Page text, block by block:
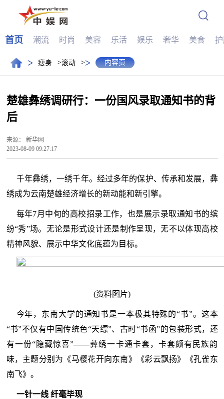
首页 潮流 时尚 美容 乐活 娱乐 奢华 美食
> 瘦身 >滚动 >> 内容页
楚雄彝绣调研行：一份国风录取通知书的背
后
来源： 新华网
2023-08-09 09:27:17
千年彝绣，一绣千年。经过多年的保护、传承和发展，彝
绣成为云南楚雄经济增长的新动能和新引擎。
每年7月中旬的高校招录工作，也是展示录取通知书的缤
纷“秀”场。无论是形式设计还是制作呈现，无不以体现高校
精神风貌、展示中华文化底蕴为目标。
(资料图片)
今年，东南大学的通知书是一本极其特殊的“书”。这本
“书”不仅有中国传统色“天缥”、古时“书函”的包装形式，还
有一份“隐藏惊喜”——彝绣一卡通卡套，卡套颇有民族韵
味，主题分别为《马樱花开向东南》《彩云飘扬》《孔雀东
南飞》。
一针一线 纤毫毕现